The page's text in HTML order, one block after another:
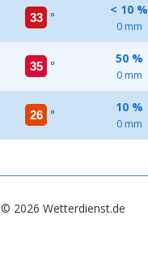
33 °
< 10 %
0 mm
35 °
50 %
0 mm
26 °
10 %
0 mm
© 2026 Wetterdienst.de